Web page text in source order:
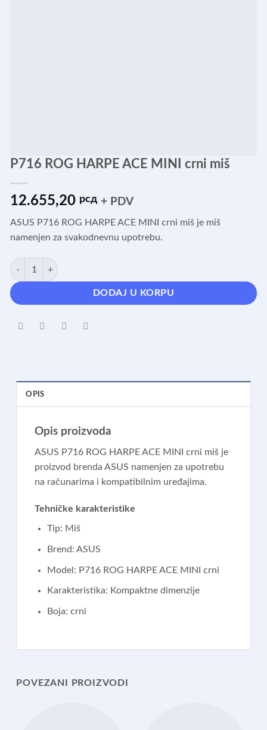
P716 ROG HARPE ACE MINI crni miš
12.655,20 рсд + PDV
ASUS P716 ROG HARPE ACE MINI crni miš je miš
namenjen za svakodnevnu upotrebu.
P716 ROG HARPE ACE MINI crni miš količina
DODAJ U KORPU
OPIS
Opis proizvoda
ASUS P716 ROG HARPE ACE MINI crni miš je
proizvod brenda ASUS namenjen za upotrebu
na računarima i kompatibilnim uređajima.
Tehničke karakteristike
Tip: Miš
Brend: ASUS
Model: P716 ROG HARPE ACE MINI crni
Karakteristika: Kompaktne dimenzije
Boja: crni
POVEZANI PROIZVODI